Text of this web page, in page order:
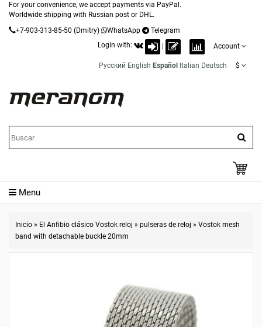
For your convenience, we accept payments via PayPal.
Worldwide shipping with Russian post or DHL.
+7-903-313-85-50 (Dmitry) WhatsApp
Telegram
Login with:
Account
Русский English Español Italian Deutsch $
Menu
Inicio » El Anfibio clásico Vostok reloj » pulseras de reloj » Vostok mesh
band with detachable buckle 20mm